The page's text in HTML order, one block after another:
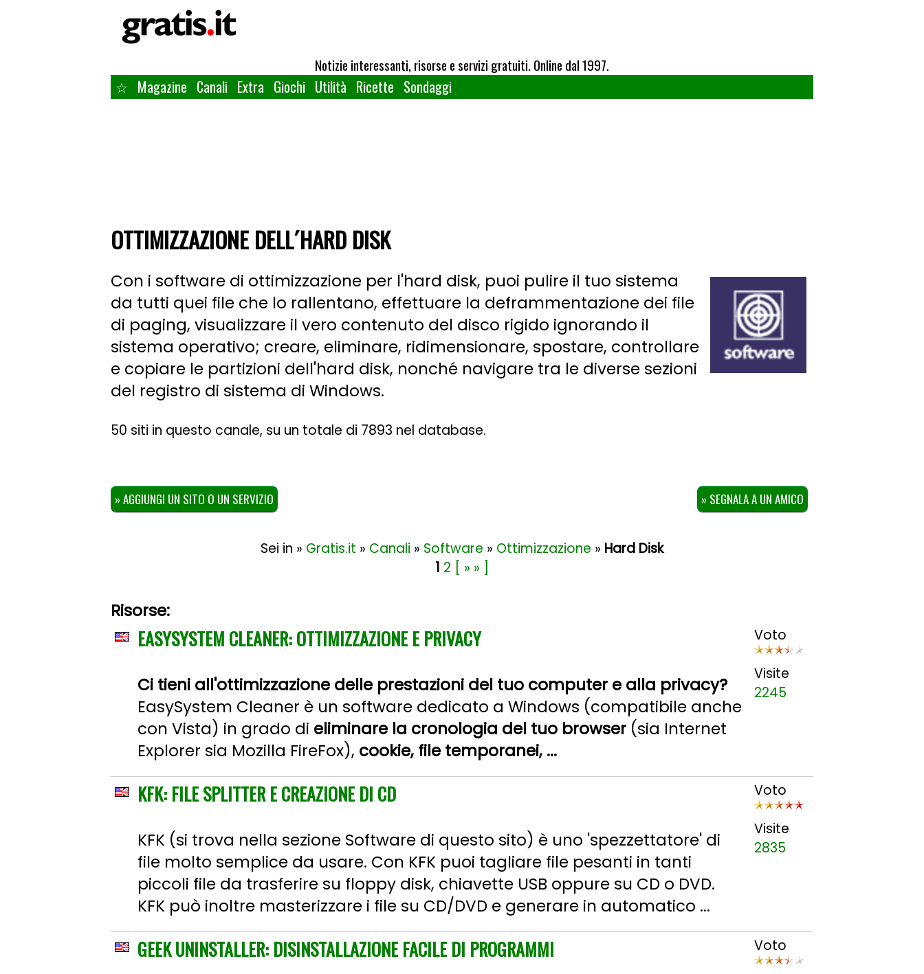
Notizie interessanti, risorse e servizi gratuiti. Online dal 1997.
☆ Magazine Canali Extra Giochi Utilità Ricette Sondaggi
OTTIMIZZAZIONE DELL´HARD DISK
Con i software di ottimizzazione per l'hard disk, puoi pulire il tuo sistema
da tutti quei file che lo rallentano, effettuare la deframmentazione dei file
di paging, visualizzare il vero contenuto del disco rigido ignorando il
sistema operativo; creare, eliminare, ridimensionare, spostare, controllare
e copiare le partizioni dell'hard disk, nonché navigare tra le diverse sezioni
del registro di sistema di Windows.
50 siti in questo canale, su un totale di 7893 nel database.
» AGGIUNGI UN SITO O UN SERVIZIO » SEGNALA A UN AMICO
Sei in » Gratis.it » Canali » Software » Ottimizzazione » Hard Disk
1 2 [ » » ]
Risorse:
EASYSYSTEM CLEANER: OTTIMIZZAZIONE E PRIVACY
Ci tieni all'ottimizzazione delle prestazioni del tuo computer e alla privacy?
EasySystem Cleaner è un software dedicato a Windows (compatibile anche
con Vista) in grado di eliminare la cronologia del tuo browser (sia Internet
Explorer sia Mozilla FireFox), cookie, file temporanei, ...
Voto
Visite
2245
KFK: FILE SPLITTER E CREAZIONE DI CD
KFK (si trova nella sezione Software di questo sito) è uno 'spezzettatore' di
file molto semplice da usare. Con KFK puoi tagliare file pesanti in tanti
piccoli file da trasferire su floppy disk, chiavette USB oppure su CD o DVD.
KFK può inoltre masterizzare i file su CD/DVD e generare in automatico ...
Voto
Visite
2835
GEEK UNINSTALLER: DISINSTALLAZIONE FACILE DI PROGRAMMI Voto